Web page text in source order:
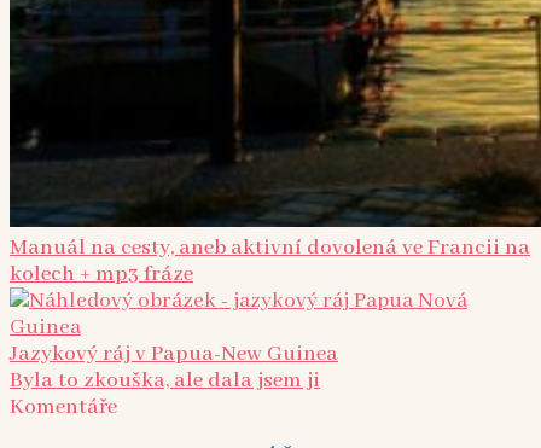
Manuál na cesty, aneb aktivní dovolená ve Francii na
kolech + mp3 fráze
Jazykový ráj v Papua-New Guinea
Byla to zkouška, ale dala jsem ji
Komentáře